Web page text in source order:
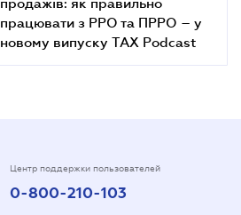
працювати з РРО та ПРРО – у
новому випуску TAX Podcast
Центр поддержки пользователей
0-800-210-103